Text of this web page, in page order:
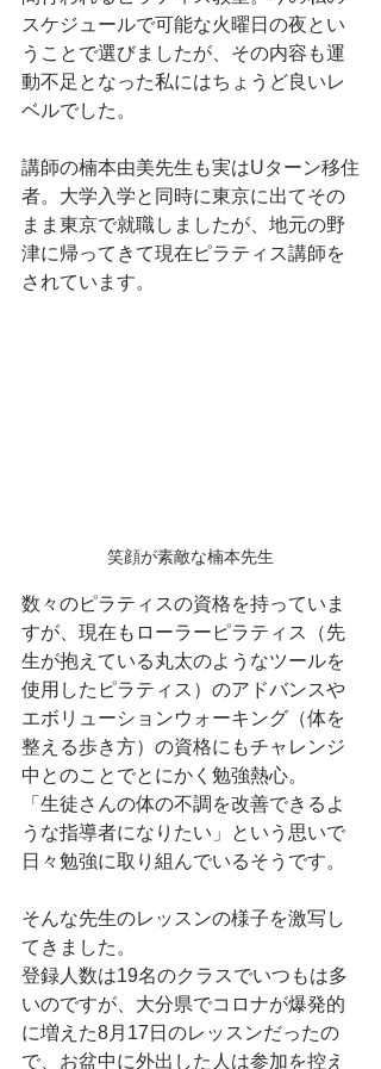
スケジュールで可能な火曜日の夜とい
うことで選びましたが、その内容も運
動不足となった私にはちょうど良いレ
ベルでした。
講師の楠本由美先生も実はUターン移住
者。大学入学と同時に東京に出てその
まま東京で就職しましたが、地元の野
津に帰ってきて現在ピラティス講師を
されています。
笑顔が素敵な楠本先生
数々のピラティスの資格を持っていま
すが、現在もローラーピラティス（先
生が抱えている丸太のようなツールを
使用したピラティス）のアドバンスや
エボリューションウォーキング（体を
整える歩き方）の資格にもチャレンジ
中とのことでとにかく勉強熱心。
「生徒さんの体の不調を改善できるよ
うな指導者になりたい」という思いで
日々勉強に取り組んでいるそうです。
そんな先生のレッスンの様子を激写し
てきました。
登録人数は19名のクラスでいつもは多
いのですが、大分県でコロナが爆発的
に増えた8月17日のレッスンだったの
で、お盆中に外出した人は参加を控え